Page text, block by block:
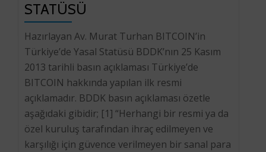
STATÜSÜ
Hazırlayan Av. Murat Turhan BITCOIN’in
Türkiye’de Yasal Statüsü BDDK’nın 25 Kasım
2013 tarihli basın açıklaması Türkiye’de
BITCOIN hakkında yapılan ilk resmi
açıklamadır. BDDK basın açıklaması özetle
aşağıdaki gibidir; [1] “Herhangi bir resmi ya da
özel kuruluş tarafından ihraç edilmeyen ve
karşılığı için güvence verilmeyen bir sanal para